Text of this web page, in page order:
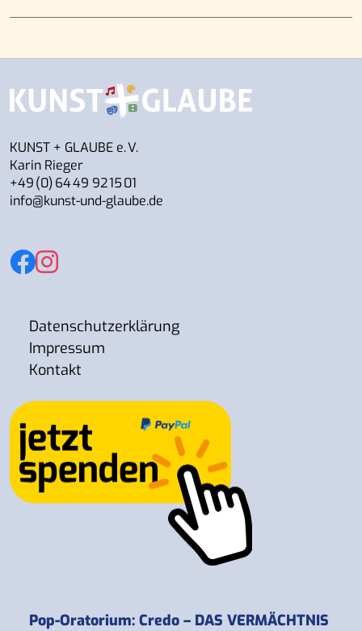
KUNST + GLAUBE e. V.
Karin Rieger
+49 (0) 64 49 92 15 01
info@kunst-und-glaube.de
Datenschutzerklärung
Impressum
Kontakt
Pop-Oratorium: Credo – DAS VERMÄCHTNIS